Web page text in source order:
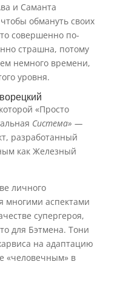
и Саманта
обмануть своих
совершенно по-
страшна, потому
немного времени,
уровня.
«Просто
Система» —
разработанный
как Железный
личного
многими аспектами
супергероя,
для Бэтмена. Тони
на адаптацию
«человечным» в